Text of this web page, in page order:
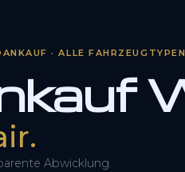
· ALLE FAHRZEUGTYPEN
Abwicklung.